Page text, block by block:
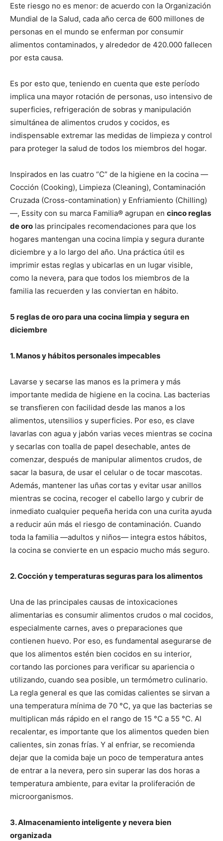
Este riesgo no es menor: de acuerdo con la Organización
Mundial de la Salud, cada año cerca de 600 millones de
personas en el mundo se enferman por consumir
alimentos contaminados, y alrededor de 420.000 fallecen
por esta causa.
Es por esto que, teniendo en cuenta que este período
implica una mayor rotación de personas, uso intensivo de
superficies, refrigeración de sobras y manipulación
simultánea de alimentos crudos y cocidos, es
indispensable extremar las medidas de limpieza y control
para proteger la salud de todos los miembros del hogar.
Inspirados en las cuatro “C” de la higiene en la cocina —
Cocción (Cooking), Limpieza (Cleaning), Contaminación
Cruzada (Cross-contamination) y Enfriamiento (Chilling)
—, Essity con su marca Familia® agrupan en cinco reglas
de oro las principales recomendaciones para que los
hogares mantengan una cocina limpia y segura durante
diciembre y a lo largo del año. Una práctica útil es
imprimir estas reglas y ubicarlas en un lugar visible,
como la nevera, para que todos los miembros de la
familia las recuerden y las conviertan en hábito.
5 reglas de oro para una cocina limpia y segura en
diciembre
1. Manos y hábitos personales impecables
Lavarse y secarse las manos es la primera y más
importante medida de higiene en la cocina. Las bacterias
se transfieren con facilidad desde las manos a los
alimentos, utensilios y superficies. Por eso, es clave
lavarlas con agua y jabón varias veces mientras se cocina
y secarlas con toalla de papel desechable, antes de
comenzar, después de manipular alimentos crudos, de
sacar la basura, de usar el celular o de tocar mascotas.
Además, mantener las uñas cortas y evitar usar anillos
mientras se cocina, recoger el cabello largo y cubrir de
inmediato cualquier pequeña herida con una curita ayuda
a reducir aún más el riesgo de contaminación. Cuando
toda la familia —adultos y niños— integra estos hábitos,
la cocina se convierte en un espacio mucho más seguro.
2. Cocción y temperaturas seguras para los alimentos
Una de las principales causas de intoxicaciones
alimentarias es consumir alimentos crudos o mal cocidos,
especialmente carnes, aves o preparaciones que
contienen huevo. Por eso, es fundamental asegurarse de
que los alimentos estén bien cocidos en su interior,
cortando las porciones para verificar su apariencia o
utilizando, cuando sea posible, un termómetro culinario.
La regla general es que las comidas calientes se sirvan a
una temperatura mínima de 70 °C, ya que las bacterias se
multiplican más rápido en el rango de 15 °C a 55 °C. Al
recalentar, es importante que los alimentos queden bien
calientes, sin zonas frías. Y al enfriar, se recomienda
dejar que la comida baje un poco de temperatura antes
de entrar a la nevera, pero sin superar las dos horas a
temperatura ambiente, para evitar la proliferación de
microorganismos.
3. Almacenamiento inteligente y nevera bien
organizada